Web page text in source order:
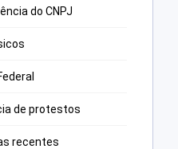
do CNPJ
de protestos
recentes